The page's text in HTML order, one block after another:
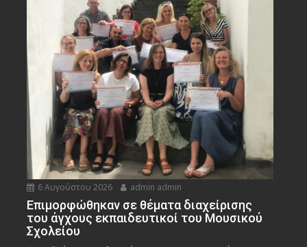
6 Αυγούστου 2026 admin admin
Eπιμορφώθηκαν σε θέματα διαχείρισης
του άγχους εκπαιδευτικοί του Μουσικού
Σχολείου